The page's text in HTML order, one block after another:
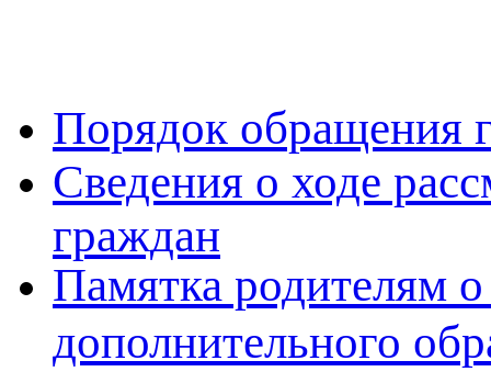
Порядок обращения
Сведения о ходе
граждан
Памятка родителям
дополнительного